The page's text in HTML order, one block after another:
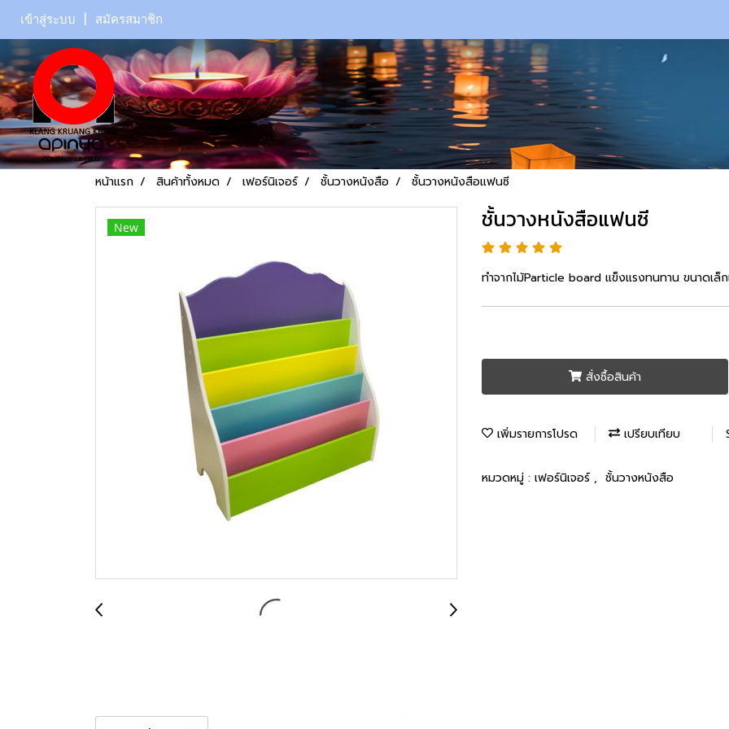
เข้าสู่ระบบ สมัครสมาชิก
หน้าแรก สินค้าทั้งหมด เฟอร์นิเจอร์ ชั้นวางหนังสือ ชั้นวางหนังสือแฟนซี
New ชั้นวางหนังสือแฟนซี
ทำจากไม้Particle board แข็งแรงทนทาน ขนาดเล็
สั่งซื้อสินค้า
เพิ่มรายการโปรด เปรียบเทียบ
หมวดหมู่ : เฟอร์นิเจอร์ , ชั้นวางหนังสือ